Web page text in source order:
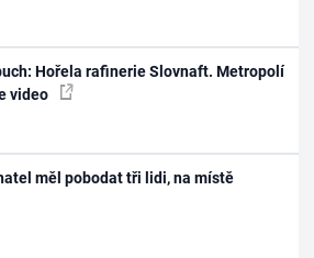
Hořela rafinerie Slovnaft. Metropolí
video
měl pobodat tři lidi, na místě